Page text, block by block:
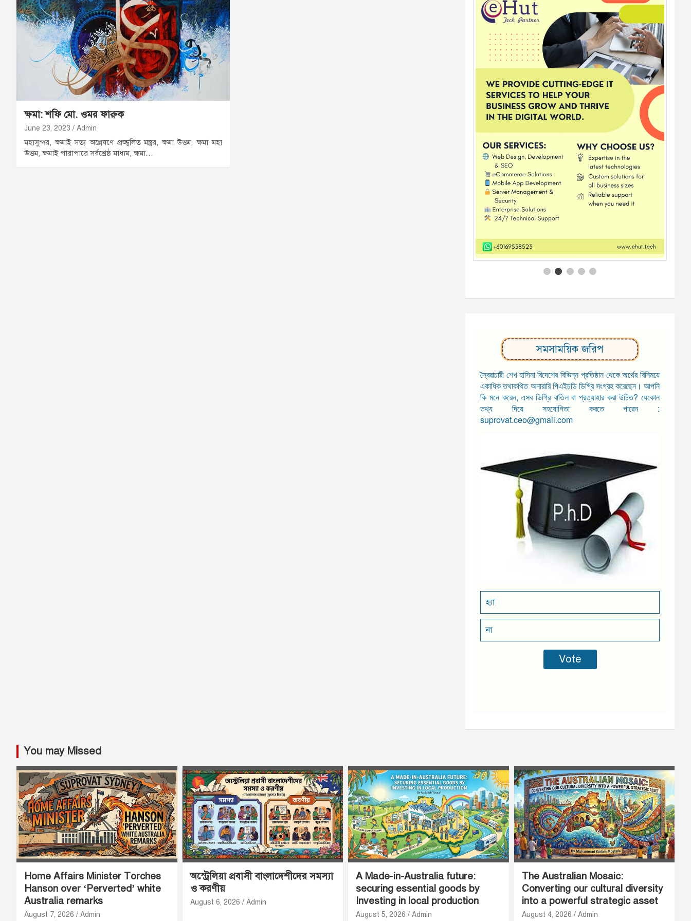
ক্ষমা: শফি মো. ওমর ফারুক
June 23, 2023 Admin
মহাসুন্দর, ক্ষমাই সত্য অন্নেষণে প্রজ্জ্বলিত মন্ত্রর, ক্ষমা উত্তম, ক্ষমা মহা
উত্তম, ক্ষমাই পারাপারে সর্বশ্রেষ্ঠ মাধ্যম, ক্ষমা…
সমসাময়িক জরিপ
স্বৈরাচারী শেখ হাসিনা বিদেশের বিভিন্ন প্রতিষ্ঠান থেকে অর্থের বিনিময়ে
একাধিক তথাকথিত অনারারি পিএইচডি ডিগ্রি সংগ্রহ করেছেন। আপনি
কি মনে করেন, এসব ডিগ্রি বাতিল বা প্রত্যাহার করা উচিত? যেকোন
তথ্য দিয়ে সহযোগিতা করতে পারেন :
suprovat.ceo@gmail.com
হ্যা
না
You may Missed
Home Affairs Minister Torches
Hanson over ‘Perverted’ white
Australia remarks
August 7, 2026 Admin
অস্ট্রেলিয়া প্রবাসী বাংলাদেশীদের সমস্যা
ও করণীয়
August 6, 2026 Admin
A Made-in-Australia future:
securing essential goods by
Investing in local production
August 5, 2026 Admin
The Australian Mosaic:
Converting our cultural diversity
into a powerful strategic asset
August 4, 2026 Admin